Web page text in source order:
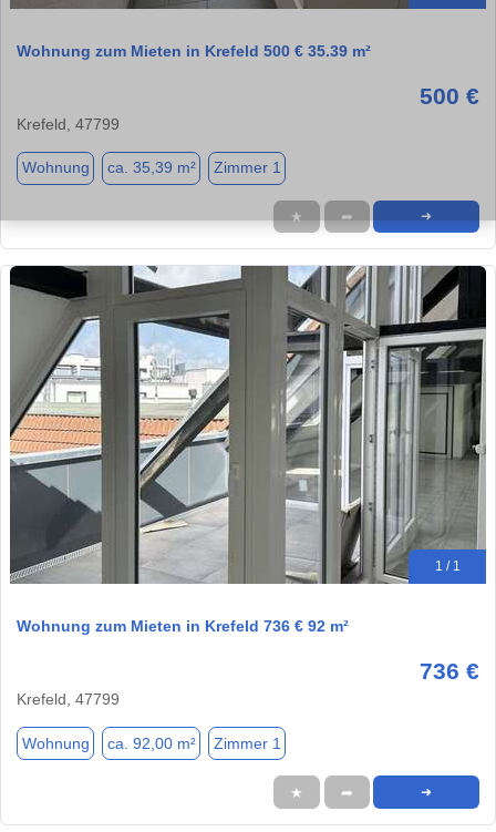
Wohnung zum Mieten in Krefeld 500 € 35.39 m²
500 €
Krefeld, 47799
Wohnung ca. 35,39 m² Zimmer 1
★ ➦ ➜
1 / 1
Wohnung zum Mieten in Krefeld 736 € 92 m²
736 €
Krefeld, 47799
Wohnung ca. 92,00 m² Zimmer 1
★ ➦ ➜